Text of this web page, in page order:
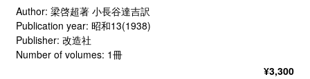
Author: 梁啓超著 小長谷達吉訳
Publication year: 昭和13(1938)
Publisher: 改造社
Number of volumes: 1冊
¥3,300